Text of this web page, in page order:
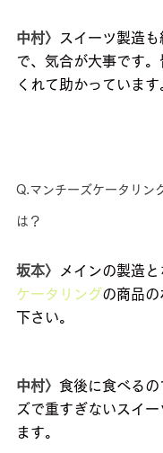
中村〉
スイーツ製造
で、気合が大事です
くれて助かっています
Q.マンチーズケータリン
は？
坂本〉 メインの製造と
ケータリングの商品の
下さい。
中村〉 食後に食べるの
ズで重すぎないスイ
ます。